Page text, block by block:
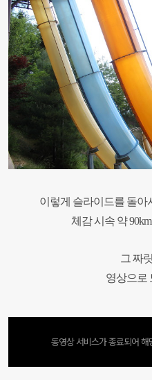
이렇게 슬라이드를 돌아
체감 시속 약90km
그 짜
영상으로
동영상 서비스가 종료되어